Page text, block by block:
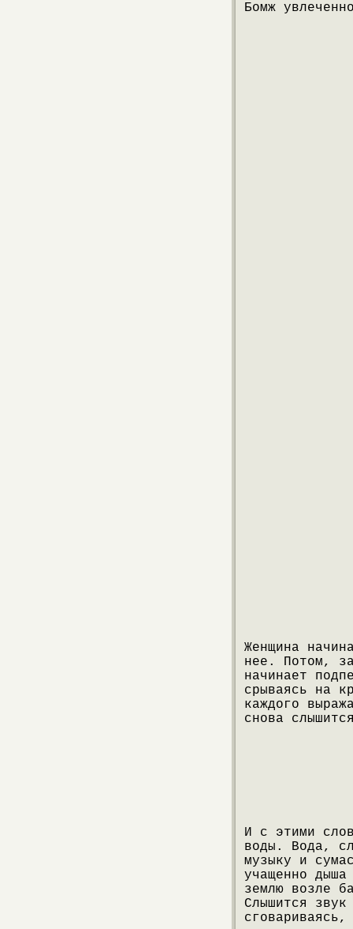
Бомж
Женщина
нее. Потом,
начинает
срываясь на
каждого
снова
И с этими
воды. Вода,
музыку и
учащенно
землю возле
Слышится